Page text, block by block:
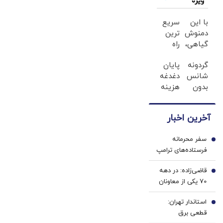
بیشتری برای
جنگ در
خلیج‌فارس دارد
با این
دمنوش
گیاهی،
نگران
کبد
چرب
سریع
ترین
راه
خودرو
اینجاست
✅
گردونه
شانس
بدون
PS5 و
دیجیتال
و دلار
🔥
پایان
دغدغه
هزینه
پزشکی
سفید
کننده
خانگی
آخرین اخبار
سفر محرمانه
فرستاده‌های ترامپ
برای پایان جنگ
اوکراین؟ ویتکاف و
کوشنر عازم مسکو
و کی‌یف می‌شوند
1
قاضی‌زاده: در دهه
70 یکی از معاونان
وزارت ارشاد،
مطبوعات را «شرّ
لازِم» خوانده بود |
2
استاندار تهران:
قطعی برق
3